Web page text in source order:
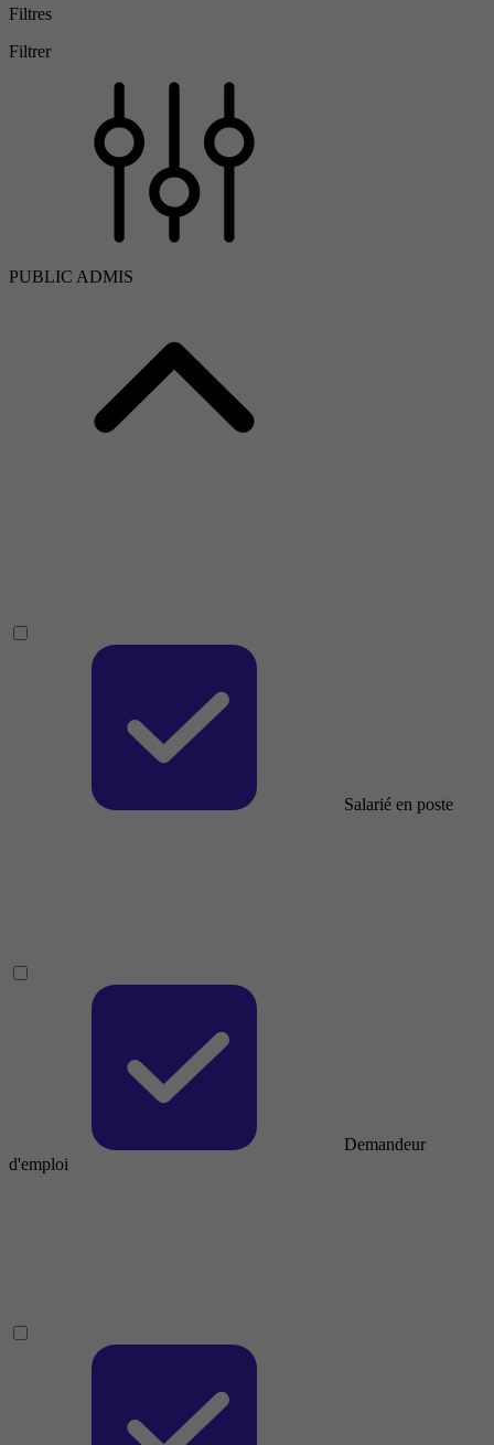
Filtres
Filtrer
PUBLIC ADMIS
Salarié en poste
Demandeur
d'emploi